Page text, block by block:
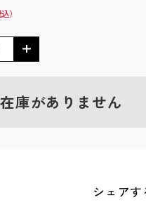
在庫がありません
シェアす